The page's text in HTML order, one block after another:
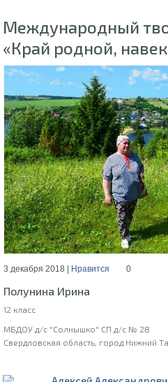
Международный
«Край родной,
3 декабря 2018 | Нравится 0
Полунина Ирина
12 класс
МБДОУ д/с "Солнышко" СП д/с № 28
Свердловская область, город Нижний